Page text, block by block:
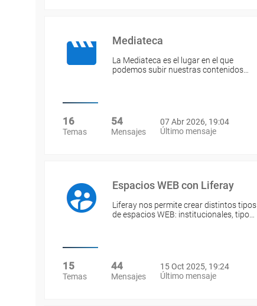
Mediateca
La Mediateca es el lugar en el que
podemos subir nuestras contenidos…
16
Temas
54
Mensajes
07 Abr 2026, 19:04
Último mensaje
Espacios WEB con Liferay
Liferay nos permite crear distintos tipos
de espacios WEB: institucionales, tipo…
15
Temas
44
Mensajes
15 Oct 2025, 19:24
Último mensaje